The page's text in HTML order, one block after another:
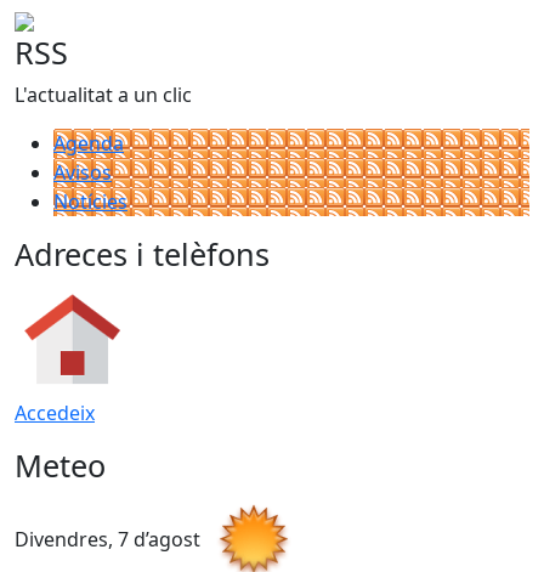
RSS
L'actualitat a un clic
Agenda
Avisos
Notícies
Adreces i telèfons
Accedeix
Meteo
Divendres, 7 d’agost